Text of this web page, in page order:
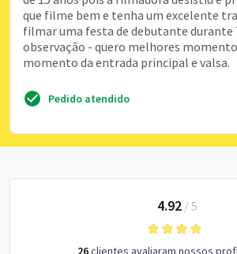
que filme bem e tenha um excelente
filmar uma festa de debutante durante
observação - quero melhores
momento da entrada principal e valsa.
Pedido atendido
4.92/ 5
26clientes avaliaram nossos